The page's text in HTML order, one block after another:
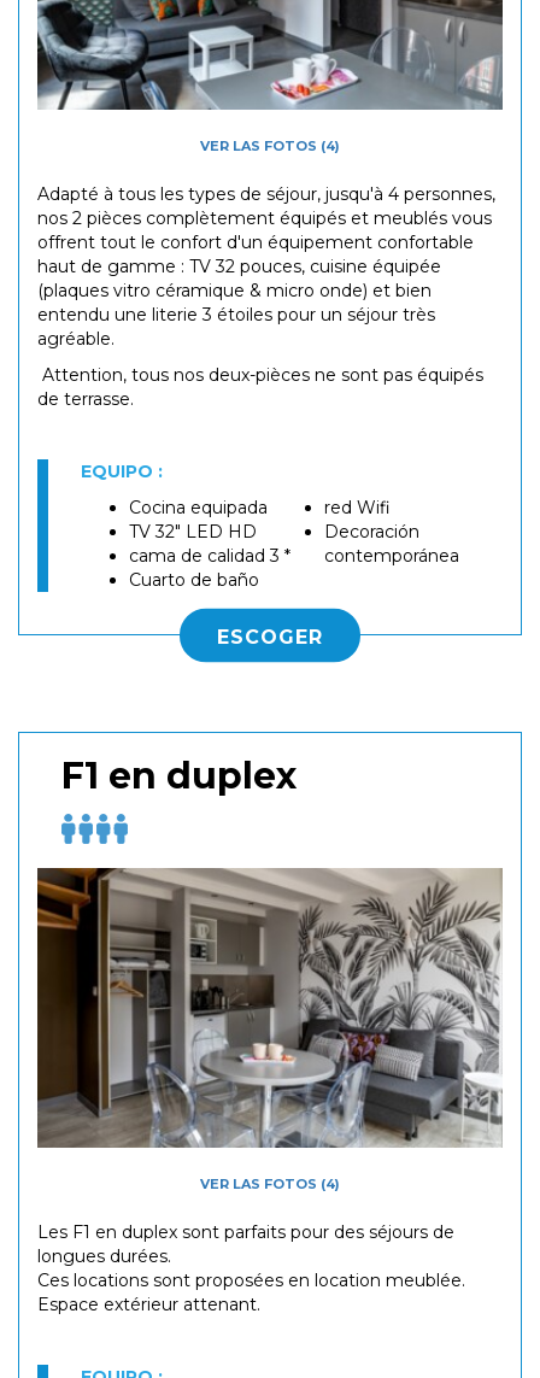
VER LAS FOTOS (4)
Adapté à tous les types de séjour, jusqu'à 4 personnes,
nos 2 pièces complètement équipés et meublés vous
offrent tout le confort d'un équipement confortable
haut de gamme : TV 32 pouces, cuisine équipée
(plaques vitro céramique & micro onde) et bien
entendu une literie 3 étoiles pour un séjour très
agréable.
Attention, tous nos deux-pièces ne sont pas équipés
de terrasse.
EQUIPO :
Cocina equipada
TV 32" LED HD
cama de calidad 3 *
Cuarto de baño
red Wifi
Decoración
contemporánea
ESCOGER
F1 en duplex
VER LAS FOTOS (4)
Les F1 en duplex sont parfaits pour des séjours de
longues durées.
Ces locations sont proposées en location meublée.
​Espace extérieur attenant.